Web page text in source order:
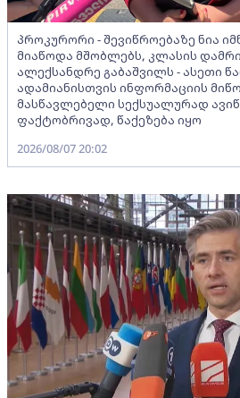
პროკურორი - შევიწროებაზე ნია
მიაწოდა მშობლებს, კლასის
ალექსანდრე გაბაშვილს - ასეთი
ადამიანისთვის ინფორმაციის
მასწავლებელი სექსუალურად
ფაქტობრივად, წაქეზება იყო
2026/08/07 20:02